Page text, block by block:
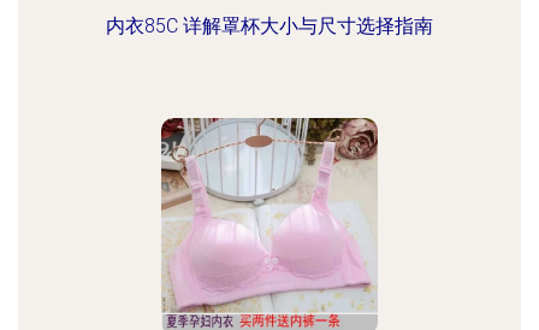
内衣85C 详解罩杯大小与尺寸选择指南